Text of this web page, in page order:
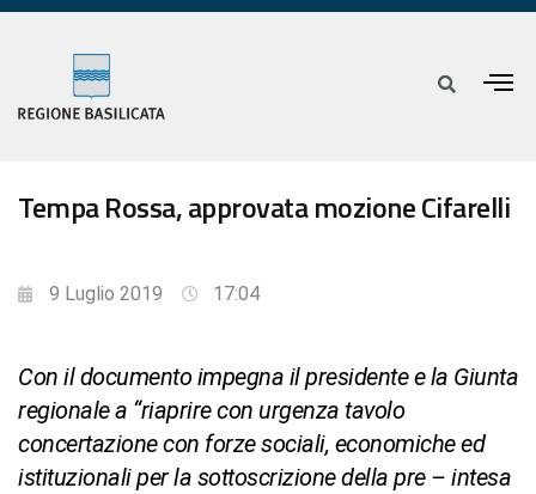
Tempa Rossa, approvata mozione Cifarelli
9 Luglio 2019 17:04
Con il documento impegna il presidente e la Giunta
regionale a “riaprire con urgenza tavolo
concertazione con forze sociali, economiche ed
istituzionali per la sottoscrizione della pre – intesa